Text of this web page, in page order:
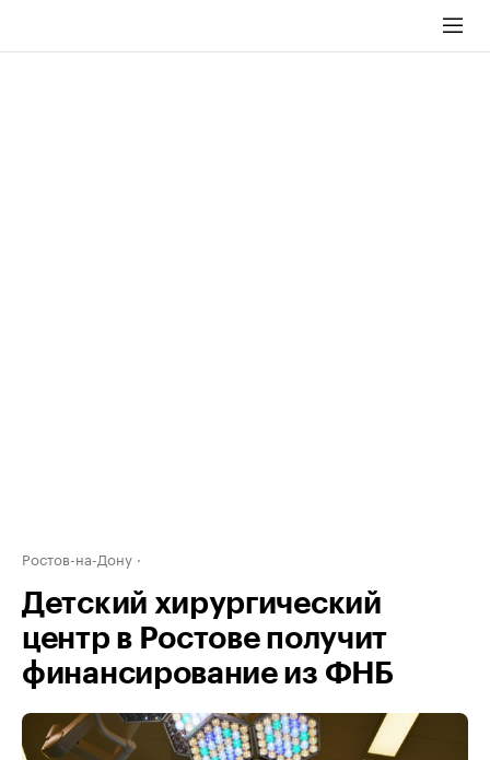
Ростов-на-Дону
Детский хирургический
центр в Ростове получит
финансирование из ФНБ